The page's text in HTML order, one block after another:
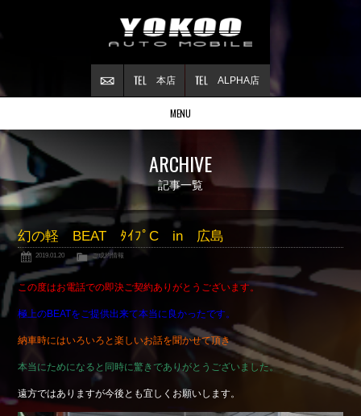
ALPHA店
本店
MENU
Stock list
在庫情報
Contract
ご成約情報
About NSX
NSXについて
Reflesh Plan
整備・修理・
Trade in
買取査定
Blog
Shop info.
店舗紹介
ARCHIVE
記事一覧
幻の軽 BEAT ﾀｲﾌﾟC in 広島
2019.01.20 ご成約情報
この度はお電話での即決ご契約ありがとうございます。
極上のBEATをご提供出来て本当に良かったです。
納車時にはいろいろと楽しいお話を聞かせて頂き
本当にためになると同時に驚きでありがとうございました。
遠方ではありますが今後とも宜しくお願いします。